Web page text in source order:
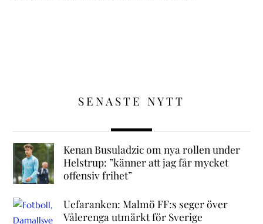
SENASTE NYTT
Kenan Busuladzic om nya rollen under
Helstrup: ”känner att jag får mycket
offensiv frihet”
Uefaranken: Malmö FF:s seger över
Vålerenga utmärkt för Sverige